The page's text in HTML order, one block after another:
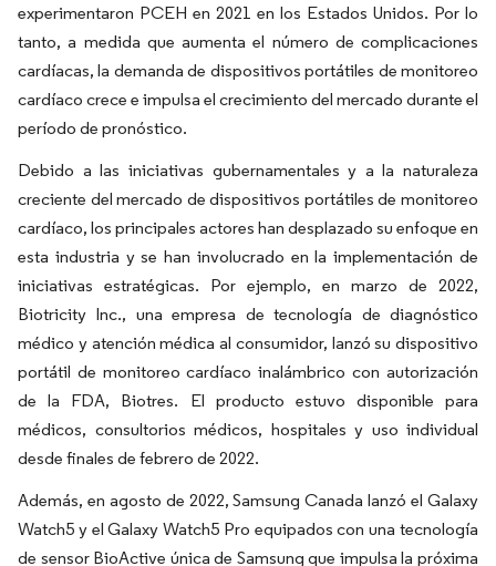
experimentaron PCEH en 2021 en los Estados Unidos. Por lo
tanto, a medida que aumenta el número de complicaciones
cardíacas, la demanda de dispositivos portátiles de monitoreo
cardíaco crece e impulsa el crecimiento del mercado durante el
período de pronóstico.
Debido a las iniciativas gubernamentales y a la naturaleza
creciente del mercado de dispositivos portátiles de monitoreo
cardíaco, los principales actores han desplazado su enfoque en
esta industria y se han involucrado en la implementación de
iniciativas estratégicas. Por ejemplo, en marzo de 2022,
Biotricity Inc., una empresa de tecnología de diagnóstico
médico y atención médica al consumidor, lanzó su dispositivo
portátil de monitoreo cardíaco inalámbrico con autorización
de la FDA, Biotres. El producto estuvo disponible para
médicos, consultorios médicos, hospitales y uso individual
desde finales de febrero de 2022.
Además, en agosto de 2022, Samsung Canada lanzó el Galaxy
Watch5 y el Galaxy Watch5 Pro equipados con una tecnología
de sensor BioActive única de Samsung que impulsa la próxima